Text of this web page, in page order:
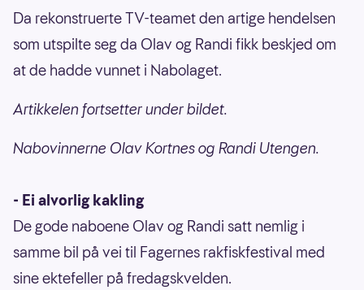
Da rekonstruerte TV-teamet den artige hendelsen
som utspilte seg da Olav og Randi fikk beskjed om
at de hadde vunnet i Nabolaget.
Artikkelen fortsetter under bildet.
Nabovinnerne Olav Kortnes og Randi Utengen.
- Ei alvorlig kakling
De gode naboene Olav og Randi satt nemlig i
samme bil på vei til Fagernes rakfiskfestival med
sine ektefeller på fredagskvelden.